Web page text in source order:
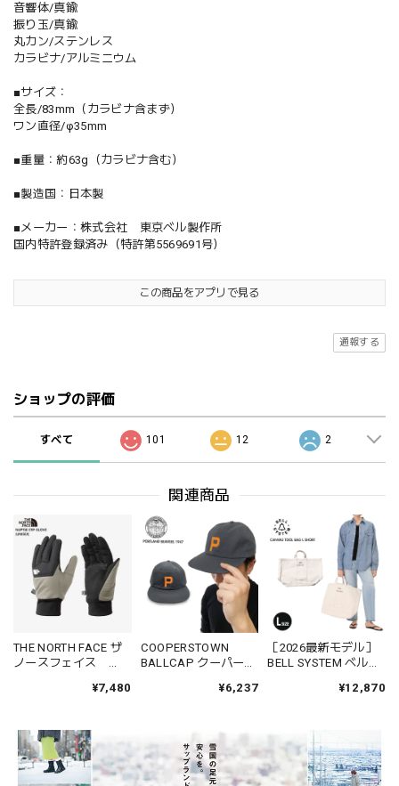
音響体/真鍮
振り玉/真鍮
丸カン/ステンレス
カラビナ/アルミニウム
■サイズ：
全長/83mm（カラビナ含まず）
ワン直径/φ35mm
■重量：約63g（カラビナ含む）
■製造国：日本製
■メーカー：株式会社 東京ベル製作所
国内特許登録済み（特許第5569691号）
この商品をアプリで見る
通報する
ショップの評価
すべて 101 12 2
関連商品
THE NORTH FACE ザ
ノースフェイス
ETIP GLOVE メンズ ヌ
秋冬 アウトドア スポ
ーツ
¥7,480
COOPERSTOWN
BALLCAP クーパーズ
¥6,237
［2026最新モデル］
BELL SYSTEM ベルシ
ャンバスツールバッ
ット ステンシルロゴ
¥12,870